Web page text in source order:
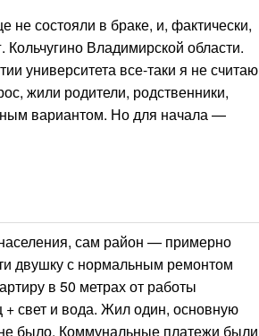
состояли в браке, и, фактически,
Владимирской области.
университета все-таки я не считаю
жили родители, родственники,
вариантом. Но для начала —
сам район — примерно
двушку с нормальным ремонтом
в 50 метрах от работы
+ свет и вода. Жил один, основную
не было. Коммунальные платежи были